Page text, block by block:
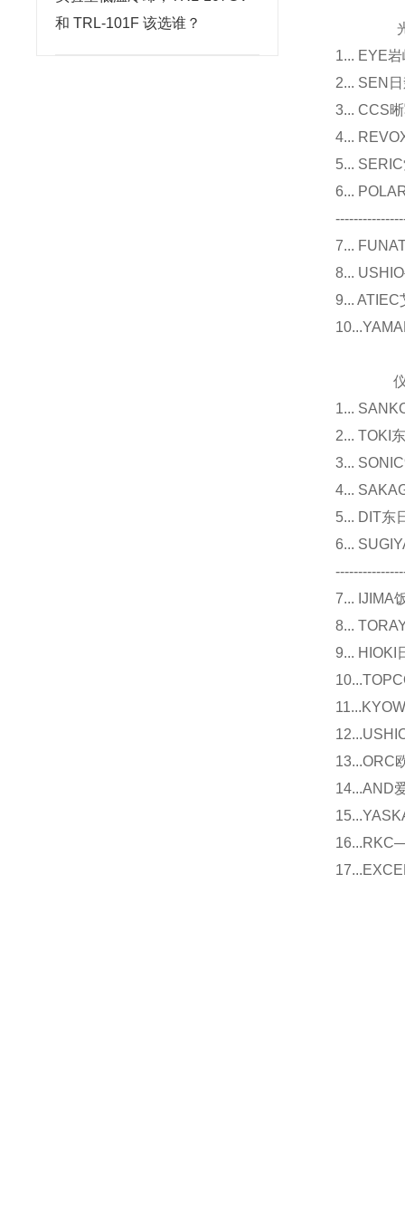
和 TRL-101F 该选谁？
光源
1... EYE
2... SEN
3... CCS
4...
5...
6...
7...
8...
9...
仪器
1...
2... TOKI
3...
4...
5... DIT东
6...
7... IJIMA
8...
9... HIOKI
13...ORC
14...AND